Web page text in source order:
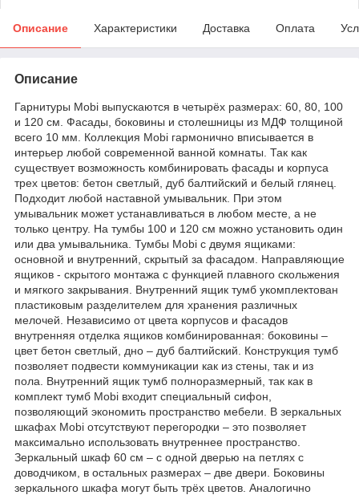
Описание Характеристики Доставка Оплата
Описание
Гарнитуры Mobi выпускаются в четырёх размерах: 60, 80, 100
и 120 см. Фасады, боковины и столешницы из МДФ толщиной
всего 10 мм. Коллекция Mobi гармонично вписывается в
интерьер любой современной ванной комнаты. Так как
существует возможность комбинировать фасады и корпуса
трех цветов: бетон светлый, дуб балтийский и белый глянец.
Подходит любой наставной умывальник. При этом
умывальник может устанавливаться в любом месте, а не
только центру. На тумбы 100 и 120 см можно установить один
или два умывальника. Тумбы Mobi c двумя ящиками:
основной и внутренний, скрытый за фасадом. Направляющие
ящиков - скрытого монтажа с функцией плавного скольжения
и мягкого закрывания. Внутренний ящик тумб укомплектован
пластиковым разделителем для хранения различных
мелочей. Независимо от цвета корпусов и фасадов
внутренняя отделка ящиков комбинированная: боковины –
цвет бетон светлый, дно – дуб балтийский. Конструкция тумб
позволяет подвести коммуникации как из стены, так и из
пола. Внутренний ящик тумб полноразмерный, так как в
комплект тумб Mobi входит специальный сифон,
позволяющий экономить пространство мебели. В зеркальных
шкафах Mobi отсутствуют перегородки – это позволяет
максимально использовать внутреннее пространство.
Зеркальный шкаф 60 см – с одной дверью на петлях с
доводчиком, в остальных размерах – две двери. Боковины
зеркального шкафа могут быть трёх цветов. Аналогично